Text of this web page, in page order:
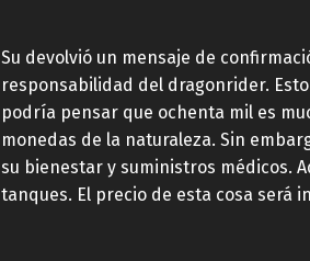
Su devolvió un mensaje de
responsabilidad del dragonrider.
podría pensar que ochenta mil es
monedas de la naturaleza. Sin
su bienestar y suministros médicos.
tanques. El precio de esta cosa será